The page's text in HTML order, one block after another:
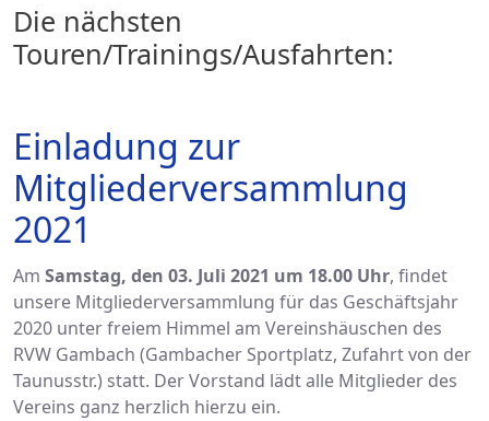
Die nächsten
Touren/Trainings/Ausfahrten:
Einladung zur
Mitgliederversammlung
2021
Am Samstag, den 03. Juli 2021 um 18.00 Uhr, findet
unsere Mitgliederversammlung für das Geschäftsjahr
2020 unter freiem Himmel am Vereinshäuschen des
RVW Gambach (Gambacher Sportplatz, Zufahrt von der
Taunusstr.) statt. Der Vorstand lädt alle Mitglieder des
Vereins ganz herzlich hierzu ein.